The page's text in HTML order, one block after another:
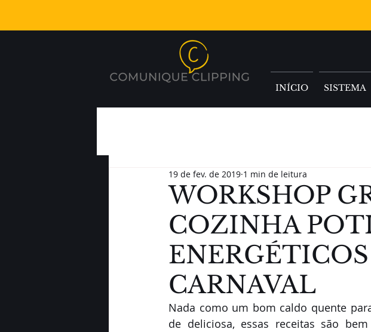
INÍCIO SISTEMA
WORKSHOP
COZINHA
CARNAVAL
19 de fev. de 2019 1 min de leitura
Nada como um bom caldo quente
de deliciosa, essas receitas são